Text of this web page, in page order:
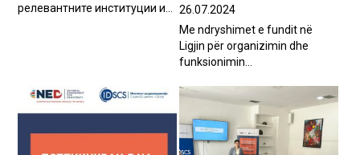
релевантните институции и...
26.07.2024
Me ndryshimet e fundit në
Ligjin për organizimin dhe
funksionimin...